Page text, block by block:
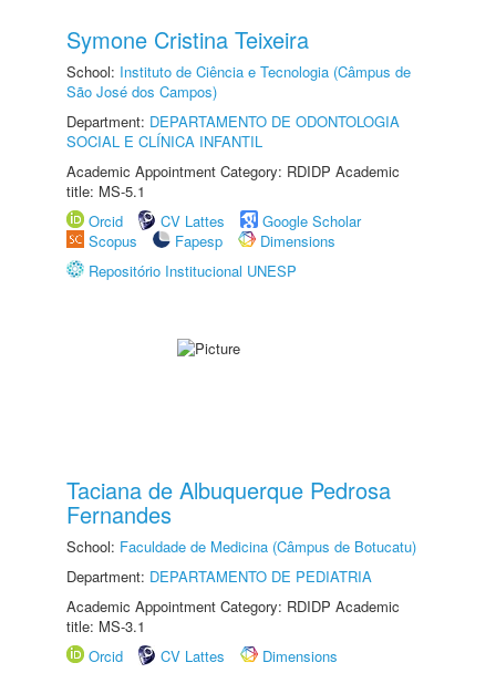
Symone Cristina Teixeira
School: Instituto de Ciência e Tecnologia (Câmpus de
São José dos Campos)
Department: DEPARTAMENTO DE ODONTOLOGIA
SOCIAL E CLÍNICA INFANTIL
Academic Appointment Category: RDIDP Academic
title: MS-5.1
Orcid
CV Lattes
Google Scholar
Scopus
Fapesp
Dimensions
Repositório Institucional UNESP
Taciana de Albuquerque Pedrosa
Fernandes
School: Faculdade de Medicina (Câmpus de Botucatu)
Department: DEPARTAMENTO DE PEDIATRIA
Academic Appointment Category: RDIDP Academic
title: MS-3.1
Orcid
CV Lattes
Dimensions